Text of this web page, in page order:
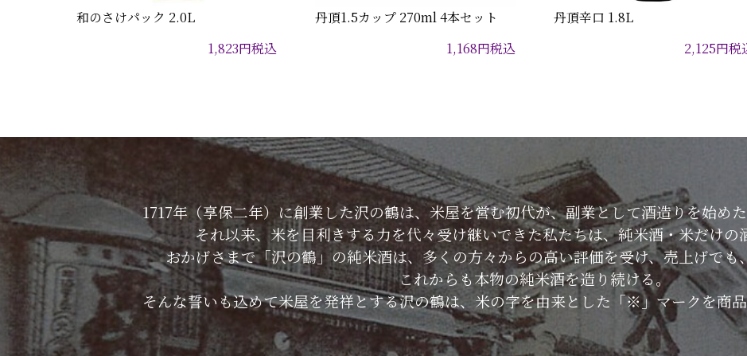
和のさけパック 2.0L
1,823円税込
丹頂1.5カップ 270ml 4本セット
1,168円税込
丹頂辛口 1.8L
2,125円税
1717年（享保二年）に創業した沢の鶴は、米屋を営む初代が、副業として酒造りを始め
それ以来、米を目利きする力を代々受け継いできた私たちは、純米酒・米だけの
おかげさまで「沢の鶴」の純米酒は、多くの方々からの高い評価を受け、売上げでも
これからも本物の純米酒を造り続ける。
そんな誓いも込めて米屋を発祥とする沢の鶴は、米の字を由来とした「※」マークを商品